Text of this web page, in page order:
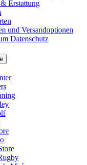
Erstattung
und Versandoptionen
Datenschutz